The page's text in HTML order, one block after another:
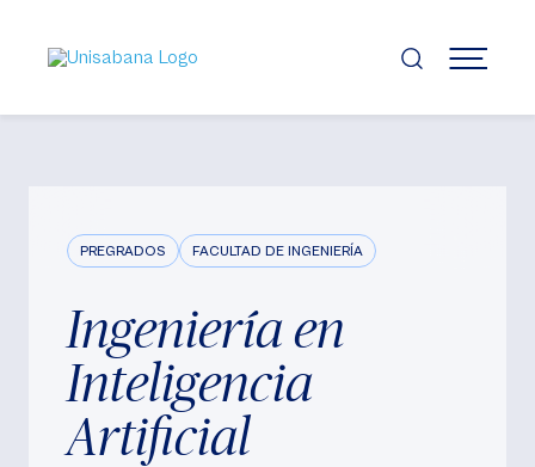
contenido
principal
MENÚ
PREGRADOS FACULTAD DE INGENIERÍA
Ingeniería en
Inteligencia
Artificial